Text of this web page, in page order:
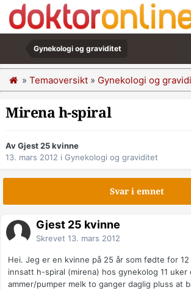
Gynekologi og graviditet
» Temaoversikt » Gynekologi og
Mirena h-spiral
Av Gjest 25 kvinne
13. mars 2012 i Gynekologi og graviditet
Svar i emnet
Gjest 25 kvinne
Skrevet 13. mars 2012
Hei. Jeg er en kvinne på 25 år som fødte for
innsatt h-spiral (mirena) hos gynekolog 11
ammer/pumper melk to ganger daglig pluss at